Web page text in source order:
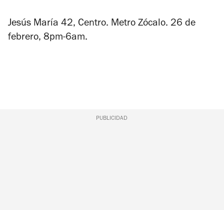
Jesús María 42, Centro. Metro Zócalo. 26 de
febrero, 8pm-6am.
PUBLICIDAD